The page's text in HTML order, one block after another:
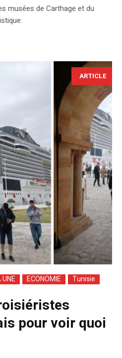
musées de Carthage et du
ARTICLE
ECONOMIE Tunisie
pour voir quoi